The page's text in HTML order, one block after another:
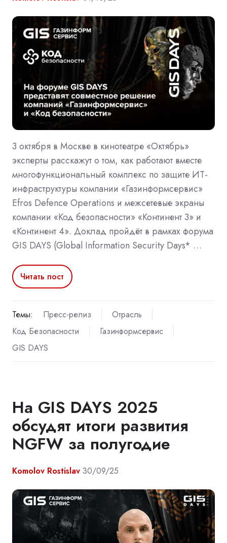
3 октября в Москве в кинотеатре «Октябрь»
эксперты расскажут о том, как работают вместе
многофункциональный комплекс по защите ИТ-
инфраструктуры компании «Газинформсервис»
Efros Defence Operations и межсетевые экраны
компании «Код безопасности» «Континент 3» и
«Континент 4». Доклад пройдёт в рамках форума
GIS DAYS (Global Information Security Days* …
Читать пост
Темы: Пресс-релиз
Отрасль
Код Безопасности
Газинформсервис
GIS DAYS
На GIS DAYS 2025
обсудят итоги развития
NGFW за полугодие
Komolov Rostislav 30/09/25